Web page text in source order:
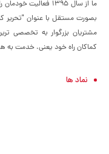
ما از سال ۱۳۹۵
بصورت مستقل با عنوان "تحریر
مشتریان بزرگوار به تخصصی
کماکان راه خود یعنی، خدمت به
نماد ها